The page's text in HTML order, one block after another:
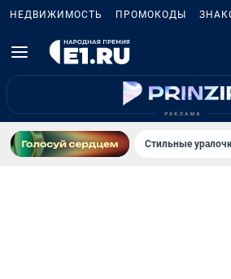
НЕДВИЖИМОСТЬ ПРОМОКОДЫ
Стильные